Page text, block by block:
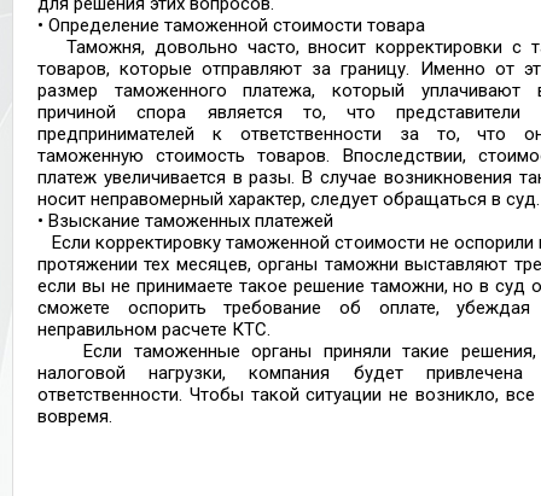
• Определение таможенной стоимости товара
Таможня, довольно часто, вносит корректировки с
товаров, которые отправляют за границу. Именно от
размер таможенного платежа, который
причиной спора является то, что представители
предпринимателей к ответственности за то, что
таможенную стоимость товаров. Впоследствии,
платеж увеличивается в разы. В случае возникновения
носит неправомерный характер, следует обращаться в суд.
• Взыскание таможенных платежей
Если корректировку таможенной стоимости не
протяжении тех месяцев, органы таможни выставляют
если вы не принимаете такое решение таможни, но в суд
сможете оспорить требование об оплате,
неправильном расчете КТС.
Если таможенные органы приняли такие решения,
налоговой нагрузки, компания будет привлечена
ответственности. Чтобы такой ситуации не возникло,
вовремя.